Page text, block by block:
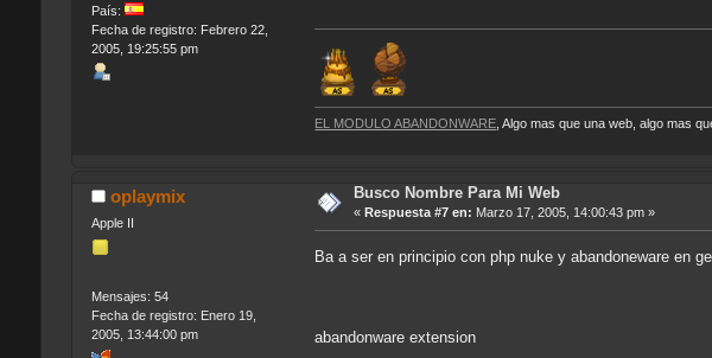
País:
Fecha de registro: Febrero 22,
2005, 19:25:55 pm
EL MODULO ABANDONWARE , Algo mas que una web, algo mas
oplaymix
Apple II
Mensajes: 54
Fecha de registro: Enero 19,
2005, 13:44:00 pm
Busco Nombre Para Mi Web
« Respuesta #7 en: Marzo 17, 2005, 14:00:43 pm »
Ba a ser en principio con php nuke y abandoneware en
abandonware extension